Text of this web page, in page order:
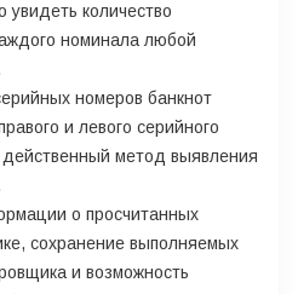
количество
номинала любой
номеров банкнот
и левого серийного
метод выявления
о просчитанных
сохранение выполняемых
и возможность